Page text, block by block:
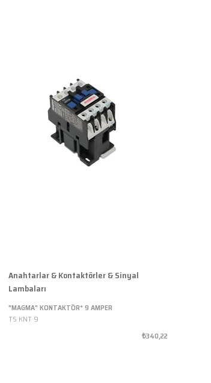
Anahtarlar & Kontaktörler & Sinyal
Lambaları
"MAGMA" KONTAKTÖR* 9 AMPER
TS KNT 9
₺340,22